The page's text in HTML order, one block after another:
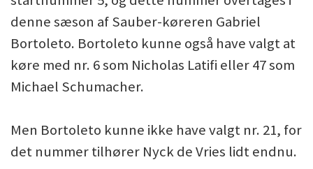
denne sæson af Sauber-køreren Gabriel
Bortoleto. Bortoleto kunne også have valgt at
køre med nr. 6 som Nicholas Latifi eller 47 som
Michael Schumacher.
Men Bortoleto kunne ikke have valgt nr. 21, for
det nummer tilhører Nyck de Vries lidt endnu.